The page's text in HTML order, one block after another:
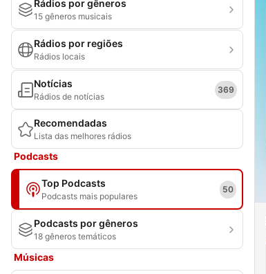
Rádios por gêneros
15 gêneros musicais
Rádios por regiões
Rádios locais
Notícias
Rádios de notícias
369
Recomendadas
Lista das melhores rádios
Podcasts
Top Podcasts
Podcasts mais populares
50
Podcasts por gêneros
18 gêneros temáticos
Músicas